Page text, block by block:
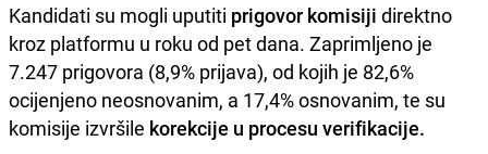
Kandidati su mogli uputiti prigovor komisiji direktno
kroz platformu u roku od pet dana. Zaprimljeno je
7.247 prigovora (8,9% prijava), od kojih je 82,6%
ocijenjeno neosnovanim, a 17,4% osnovanim, te su
komisije izvršile korekcije u procesu verifikacije.